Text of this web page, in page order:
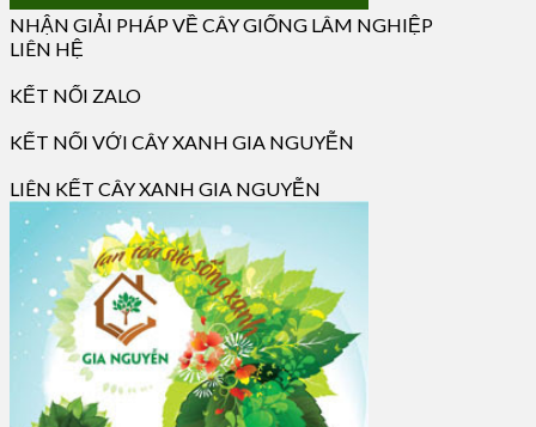
NHẬN GIẢI PHÁP VỀ CÂY GIỐNG LÂM NGHIỆP
LIÊN HỆ
KẾT NỐI ZALO
KẾT NỐI VỚI CÂY XANH GIA NGUYỄN
LIÊN KẾT CÂY XANH GIA NGUYỄN